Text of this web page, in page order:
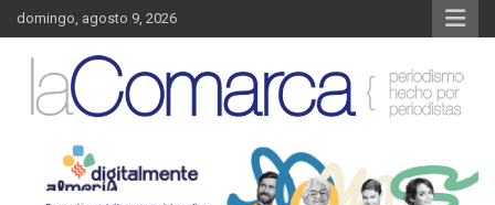
Saltar
al
contenido
domingo, agosto 9, 2026
La Comarca – Noticias del
Almanzora
Almanzora y sus localidades.